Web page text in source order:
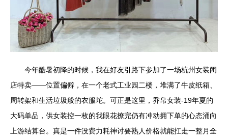
今年酷暑初降的时候，我在好友引路下参加了一场杭州女装闭
店特卖——位置偏僻，在一个老式工业园二楼，堆满了牛皮纸箱、
周转架和生活垃圾般的衣服坨。可正是这里，乔帛女装-19年夏的
大码单品，供女装控一枚的我眼花撩完仍有冲动拥下单的心态涌向
上游结算台。真是一件没费力耗神讨要熟人价格就能扛走一整月全